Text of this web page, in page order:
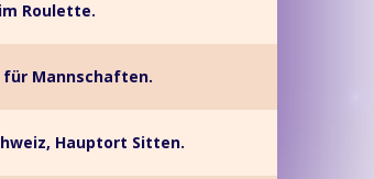
Roulette.
für Mannschaften.
Hauptort Sitten.